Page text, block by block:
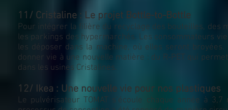
11/ Cristaline : Le projet Bottle-to-Bottle
Pour intégrer la filière du recyclage des bouteilles, des
les parkings des hypermarchés. Les consommateurs
les déposer dans la machine, où elles seront
donner vie à une nouvelle matière : du R-PET qui
dans les usines Cristalines.
12/ Ikea : Une nouvelle vie pour nos plastiques
Le pulvérisateur TOMAT s’écoule chaque année à